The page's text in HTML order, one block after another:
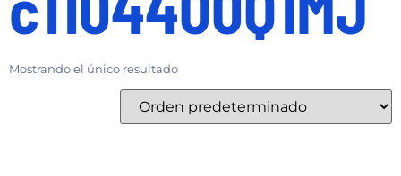
Mostrando el único resultado